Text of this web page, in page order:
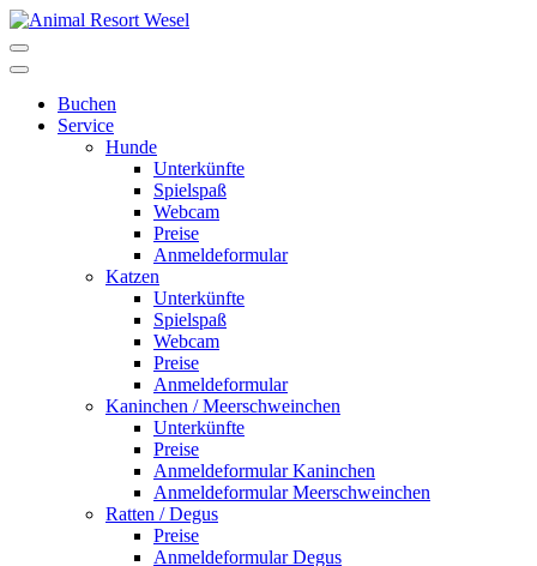
Buchen
Service
Hunde
Unterkünfte
Spielspaß
Webcam
Preise
Anmeldeformular
Katzen
Unterkünfte
Spielspaß
Webcam
Preise
Anmeldeformular
Kaninchen / Meerschweinchen
Unterkünfte
Preise
Anmeldeformular Kaninchen
Anmeldeformular Meerschweinchen
Ratten / Degus
Preise
Anmeldeformular Degus